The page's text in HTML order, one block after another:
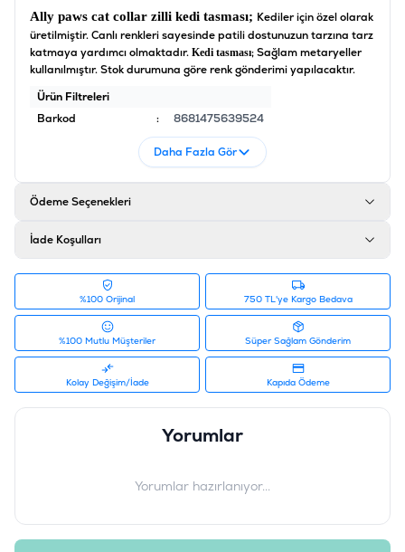
Ally paws cat collar zilli kedi tasması; Kediler için özel olarak
üretilmiştir. Canlı renkleri sayesinde patili dostunuzun tarzına tarz
katmaya yardımcı olmaktadır. Kedi tasması; Sağlam metaryeller
kullanılmıştır. Stok durumuna göre renk gönderimi yapılacaktır.
Ürün Filtreleri
Barkod
:
8681475639524
Tedarikçi Ürün Kodu
:
10782
Daha Fazla Gör
Ödeme Seçenekleri
İade Koşulları
%100 Orijinal 750 TL'ye Kargo Bedava
%100 Mutlu Müşteriler Süper Sağlam Gönderim
Kolay Değişim/İade Kapıda Ödeme
Yorumlar
Yorumlar hazırlanıyor...